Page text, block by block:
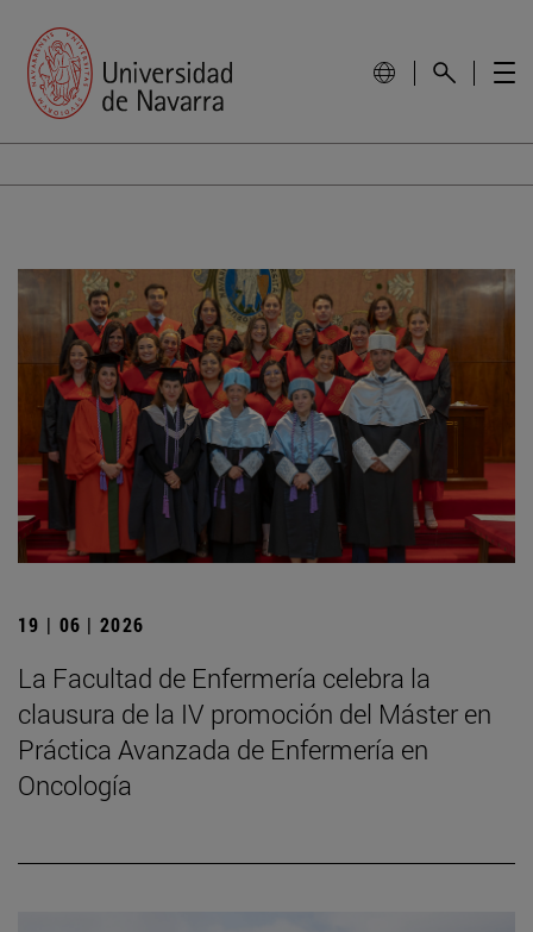
19 | 06 | 2026
La Facultad de Enfermería celebra la
clausura de la IV promoción del Máster en
Práctica Avanzada de Enfermería en
Oncología